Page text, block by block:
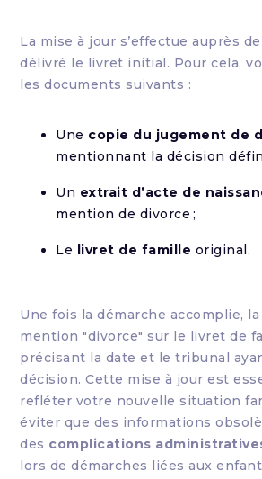
La mise à jour s’effectue auprès
délivré le livret initial. Pour cela,
les documents suivants :
Une copie du jugement de
mentionnant la décision
Un extrait d’acte de
mention de divorce ;
Le livret de famille original.
Une fois la démarche accomplie,
mention "divorce" sur le livret de
précisant la date et le tribunal
décision. Cette mise à jour est
refléter votre nouvelle situation
éviter que des informations
des complications
lors de démarches liées aux